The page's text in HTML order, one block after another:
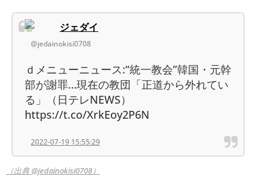
ジェダイ
@jedainokisi0708
ｄメニューニュース:“統一教会”韓国・元幹
部が謝罪…現在の教団「正道から外れてい
る」（日テレNEWS）
https://t.co/XrkEoy2P6N
2022-07-19 15:55:29
（出典 @jedainokisi0708）